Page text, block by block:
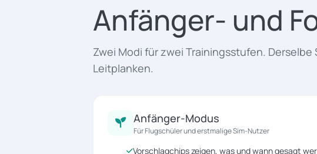
Anfänger- und
Zwei Modi für zwei Trainingsstufen.
Leitplanken.
Anfänger-Modus
Für Flugschüler und erstmalige Sim-Nutzer
Vorschlagchips zeigen, was und wann gesagt